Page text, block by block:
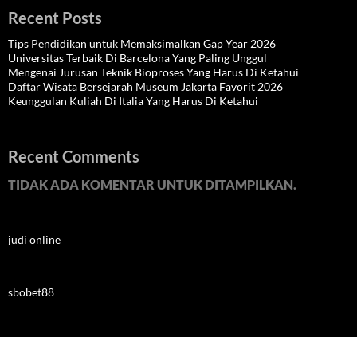
Recent Posts
Tips Pendidikan untuk Memaksimalkan Gap Year 2026
Universitas Terbaik Di Barcelona Yang Paling Unggul
Mengenai Jurusan Teknik Bioproses Yang Harus Di Ketahui
Daftar Wisata Bersejarah Museum Jakarta Favorit 2026
Keunggulan Kuliah Di Italia Yang Harus Di Ketahui
Recent Comments
TIDAK ADA KOMENTAR UNTUK DITAMPILKAN.
judi online
sbobet88